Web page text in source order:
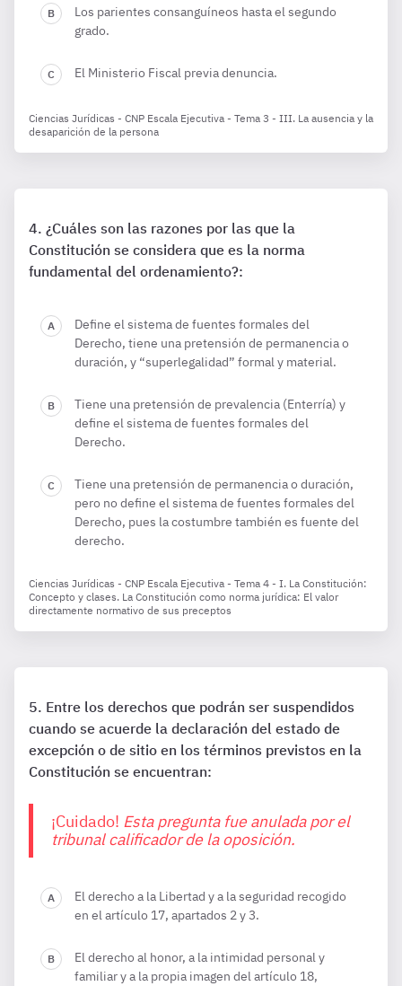
Los parientes consanguíneos hasta el segundo
grado.
El Ministerio Fiscal previa denuncia.
Ciencias Jurídicas - CNP Escala Ejecutiva - Tema 3 - III. La ausencia y la
desaparición de la persona
¿Cuáles son las razones por las que la
Constitución se considera que es la norma
fundamental del ordenamiento?:
Define el sistema de fuentes formales del
Derecho, tiene una pretensión de permanencia o
duración, y “superlegalidad” formal y material.
Tiene una pretensión de prevalencia (Enterría) y
define el sistema de fuentes formales del
Derecho.
Tiene una pretensión de permanencia o duración,
pero no define el sistema de fuentes formales del
Derecho, pues la costumbre también es fuente del
derecho.
Ciencias Jurídicas - CNP Escala Ejecutiva - Tema 4 - I. La Constitución:
Concepto y clases. La Constitución como norma jurídica: El valor
directamente normativo de sus preceptos
Entre los derechos que podrán ser suspendidos
cuando se acuerde la declaración del estado de
excepción o de sitio en los términos previstos en la
Constitución se encuentran:
¡Cuidado! Esta pregunta fue anulada por el
tribunal calificador de la oposición.
El derecho a la Libertad y a la seguridad recogido
en el artículo 17, apartados 2 y 3.
El derecho al honor, a la intimidad personal y
familiar y a la propia imagen del artículo 18,